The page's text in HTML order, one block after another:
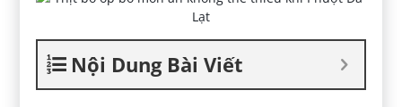
Nội Dung Bài Viết